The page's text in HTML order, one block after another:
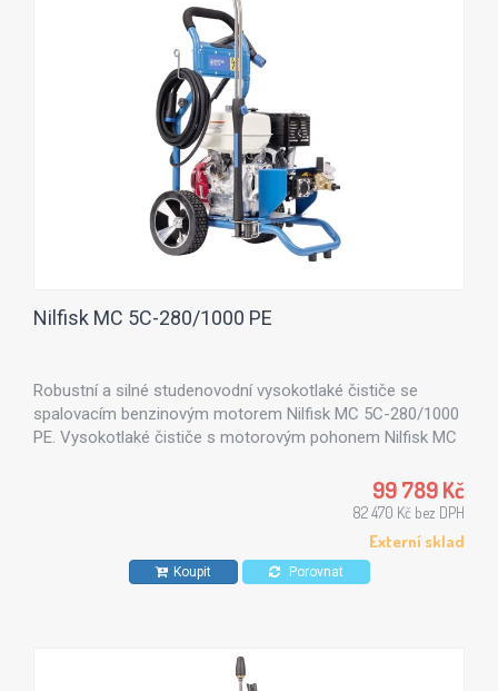
Nilfisk MC 5C-280/1000 PE
Robustní a silné studenovodní vysokotlaké čističe se
spalovacím benzinovým motorem Nilfisk MC 5C-280/1000
PE. Vysokotlaké čističe s motorovým pohonem Nilfisk MC
99 789 Kč
82 470 Kč bez DPH
Externí sklad
Koupit Porovnat